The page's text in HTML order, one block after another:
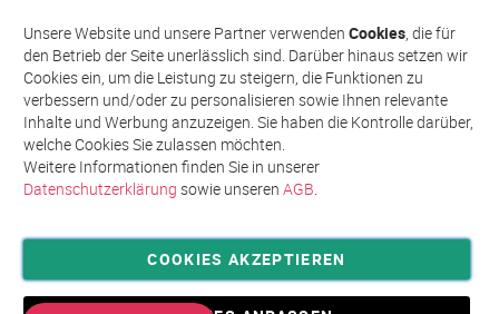
unseren
Newsletter
an:
Abonnieren
Privatsphäre und Datenschutz
Allgemeine Geschäftsbedingungen AGB
Unsere Website und unsere Partner verwenden Cookies, die für
den Betrieb der Seite unerlässlich sind. Darüber hinaus setzen wir
Cookies ein, um die Leistung zu steigern, die Funktionen zu
verbessern und/oder zu personalisieren sowie Ihnen relevante
Inhalte und Werbung anzuzeigen. Sie haben die Kontrolle darüber,
welche Cookies Sie zulassen möchten.
Weitere Informationen finden Sie in unserer
Datenschutzerklärung sowie unseren AGB.
COOKIES AKZEPTIEREN